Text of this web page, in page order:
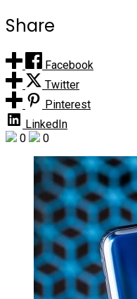
Share
Facebook
Twitter
Pinterest
LinkedIn
0
0